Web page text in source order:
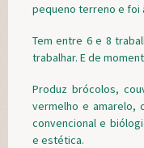
pequeno terreno e foi
Tem entre 6 e 8
trabalhar. E de
Produz brócolos,
vermelho e amarelo,
convencional e
e estética.